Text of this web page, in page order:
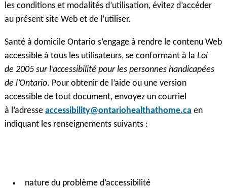
les conditions et modalités d’utilisation, évitez d’accéder
au présent site Web et de l’utiliser.
Santé à domicile Ontario s’engage à rendre le contenu Web
accessible à tous les utilisateurs, se conformant à la Loi
de 2005 sur l’accessibilité pour les personnes handicapées
de l’Ontario. Pour obtenir de l’aide ou une version
accessible de tout document, envoyez un courriel
à l’adresse accessibility@ontariohealthathome.ca en
indiquant les renseignements suivants :
nature du problème d’accessibilité